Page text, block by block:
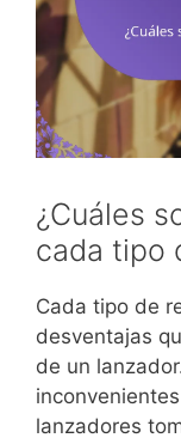
¿Cuáles
cada tipo
Cada tipo de
desventajas
de un
lanzadores